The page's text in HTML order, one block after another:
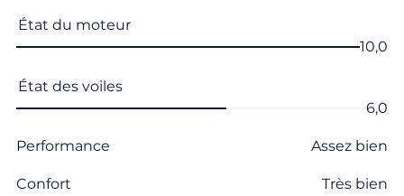
État du moteur
10,0
État des voiles
6,0
Performance Assez bien
Confort Très bien